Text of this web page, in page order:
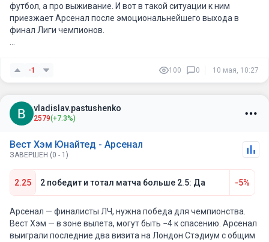
футбол, а про выживание. И вот в такой ситуации к ним
приезжает Арсенал после эмоциональнейшего выхода в
финал Лиги чемпионов.
проводит мощный сезон. Но проблема Арсенала в том, что
весной они почти всегда начинают играть с нервами,
дал им шанс после потери очков с Эвертоном, но почему-то
есть ощущение, что Арсенал ещё своё потеряет. И именно
такие матчи — самый неприятный вариант для них.
Лондонское дерби, выезд, полный стадион, команда, которой
очки нужны любой ценой. Плюс Нуну умеет ставить очень
неприятный футбол против фаворитов. По пресс-
конференции видно, что внутри Вест Хэма все прекрасно
понимают значение этой игры. Там никто не сдался.
Плюс дома Вест Хэм действительно стал неприятным
соперником. Нуну отдельно отметил, что на Лондон Стэдиум
-1 100 0 10 мая, 10:27
vladislav.pastushenko
2579(+7.3%)
Вест Хэм Юнайтед - Арсенал
ЗАВЕРШЕН (0 - 1)
2.25 2 победит и тотал матча больше 2.5: Да -5%
Арсенал — финалисты ЛЧ, нужна победа для чемпионства.
Вест Хэм — в зоне вылета, могут быть −4 к спасению. Арсенал
выиграли последние два визита на Лондон Стэдиум с общим